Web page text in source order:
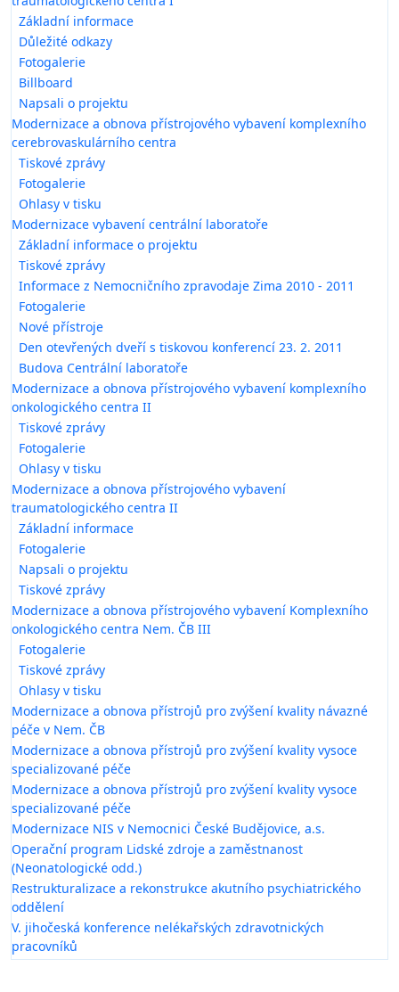
Základní informace
Důležité odkazy
Fotogalerie
Billboard
Napsali o projektu
Modernizace a obnova přístrojového vybavení komplexního
cerebrovaskulárního centra
Tiskové zprávy
Fotogalerie
Ohlasy v tisku
Modernizace vybavení centrální laboratoře
Základní informace o projektu
Tiskové zprávy
Informace z Nemocničního zpravodaje Zima 2010 - 2011
Fotogalerie
Nové přístroje
Den otevřených dveří s tiskovou konferencí 23. 2. 2011
Budova Centrální laboratoře
Modernizace a obnova přístrojového vybavení komplexního
onkologického centra II
Tiskové zprávy
Fotogalerie
Ohlasy v tisku
Modernizace a obnova přístrojového vybavení
traumatologického centra II
Základní informace
Fotogalerie
Napsali o projektu
Tiskové zprávy
Modernizace a obnova přístrojového vybavení Komplexního
onkologického centra Nem. ČB III
Fotogalerie
Tiskové zprávy
Ohlasy v tisku
Modernizace a obnova přístrojů pro zvýšení kvality návazné
péče v Nem. ČB
Modernizace a obnova přístrojů pro zvýšení kvality vysoce
specializované péče
Modernizace a obnova přístrojů pro zvýšení kvality vysoce
specializované péče
Modernizace NIS v Nemocnici České Budějovice, a.s.
Operační program Lidské zdroje a zaměstnanost
(Neonatologické odd.)
Restrukturalizace a rekonstrukce akutního psychiatrického
oddělení
V. jihočeská konference nelékařských zdravotnických
pracovníků